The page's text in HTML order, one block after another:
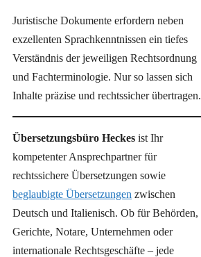
Juristische Dokumente erfordern neben
exzellenten Sprachkenntnissen ein tiefes
Verständnis der jeweiligen Rechtsordnung
und Fachterminologie. Nur so lassen sich
Inhalte präzise und rechtssicher übertragen.
Übersetzungsbüro Heckes ist Ihr
kompetenter Ansprechpartner für
rechtssichere Übersetzungen sowie
beglaubigte Übersetzungen zwischen
Deutsch und Italienisch. Ob für Behörden,
Gerichte, Notare, Unternehmen oder
internationale Rechtsgeschäfte – jede